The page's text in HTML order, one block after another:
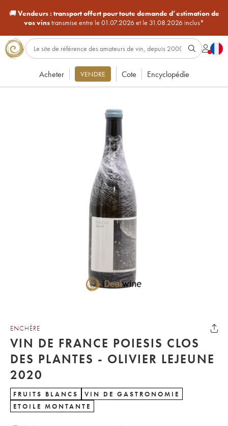
🚚Vendeurs : transport offert pour toute demande d’estimation de
vos vinstransmise entre le 01.07.2026 et le 31.08.2026 inclus*
Acheter VENDRE Cote Encyclopédie
ENCHÈRE
VIN DE FRANCE POIESIS CLOS
DES PLANTES - OLIVIER LEJEUNE
2020
FRUITS BLANCS
VIN DE GASTRONOMIE
ETOILE MONTANTE